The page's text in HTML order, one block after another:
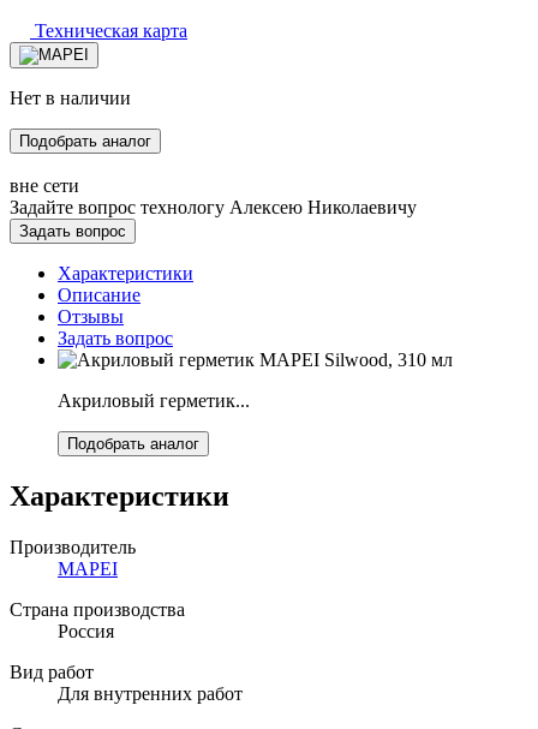
Техническая карта
Нет в наличии
Подобрать аналог
вне сети
Задайте вопрос технологу Алексею Николаевичу
Задать вопрос
Характеристики
Описание
Отзывы
Задать вопрос
Акриловый герметик...
Подобрать аналог
Характеристики
Производитель
MAPEI
Страна производства
Россия
Вид работ
Для внутренних работ